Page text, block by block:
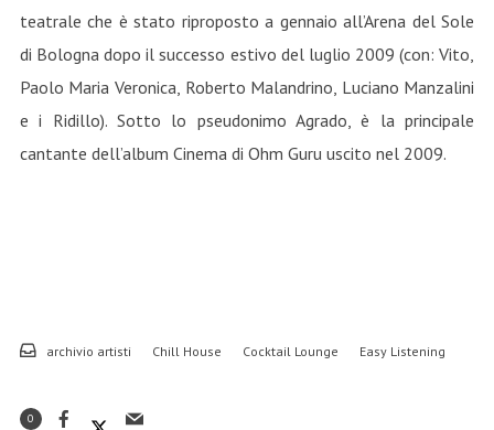
teatrale che è stato riproposto a gennaio all’Arena del Sole
di Bologna dopo il successo estivo del luglio 2009 (con: Vito,
Paolo Maria Veronica, Roberto Malandrino, Luciano Manzalini
e i Ridillo). Sotto lo pseudonimo Agrado, è la principale
cantante dell’album Cinema di Ohm Guru uscito nel 2009.
archivio artisti Chill House Cocktail Lounge Easy Listening
0